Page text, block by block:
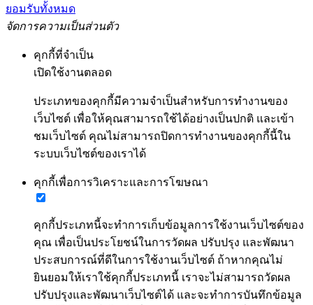
ยอมรับทั้งหมด
จัดการความเป็นส่วนตัว
คุกกี้ที่จำเป็น
เปิดใช้งานตลอด
ประเภทของคุกกี้มีความจำเป็นสำหรับการทำงานของ
เว็บไซต์ เพื่อให้คุณสามารถใช้ได้อย่างเป็นปกติ และเข้า
ชมเว็บไซต์ คุณไม่สามารถปิดการทำงานของคุกกี้นี้ใน
ระบบเว็บไซต์ของเราได้
คุกกี้เพื่อการวิเคราะและการโฆษณา
คุกกี้ประเภทนี้จะทำการเก็บข้อมูลการใช้งานเว็บไซต์ของ
คุณ เพื่อเป็นประโยชน์ในการวัดผล ปรับปรุง และพัฒนา
ประสบการณ์ที่ดีในการใช้งานเว็บไซต์ ถ้าหากคุณไม่
ยินยอมให้เราใช้คุกกี้ประเภทนี้ เราจะไม่สามารถวัดผล
ปรับปรุงและพัฒนาเว็บไซต์ได้ และจะทำการบันทึกข้อมูล